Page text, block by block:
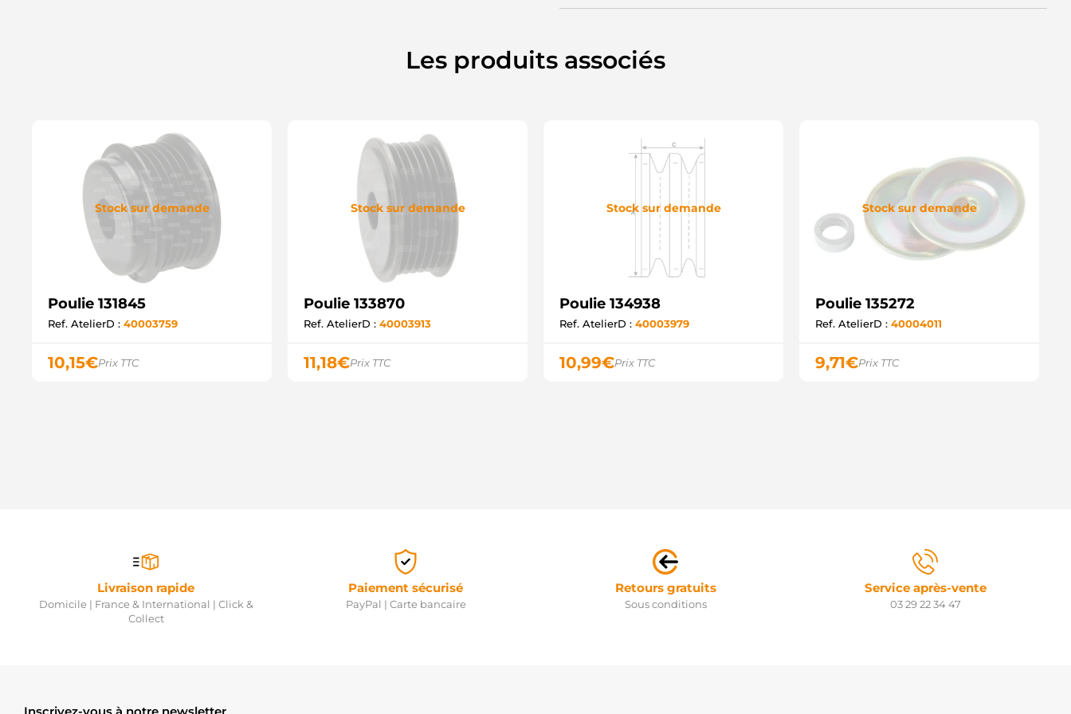
Les produits associés
Stock sur demande
Poulie 131845
Ref. AtelierD : 40003759
10,15€Prix TTC
Stock sur demande
Poulie 133870
Ref. AtelierD : 40003913
11,18€Prix TTC
Stock sur demande
Poulie 134938
Ref. AtelierD : 40003979
10,99€Prix TTC
Stock sur demande
Poulie 135272
Ref. AtelierD : 40004011
9,71€Prix TTC
Livraison rapide
Domicile | France & International | Click &
Collect
Paiement sécurisé
PayPal | Carte bancaire
Retours gratuits
Sous conditions
Service après-vente
03 29 22 34 47